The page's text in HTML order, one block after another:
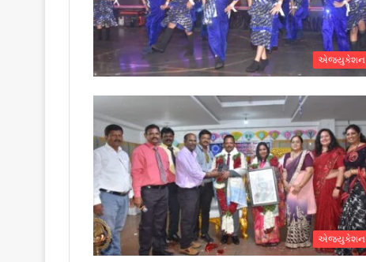
એજ્યુકેશન
એજ્યુકેશન